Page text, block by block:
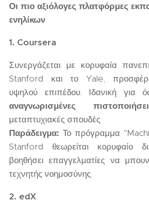
Οι πιο αξιόλογες πλατφόρμες
ενηλίκων
1. Coursera
Συνεργάζεται με κορυφαία
Stanford και το Yale,
υψηλού επιπέδου. Ιδανική για
αναγνωρισμένες
μεταπτυχιακές σπουδές.
Παράδειγμα: Το πρόγραμμα
Stanford θεωρείται κορυφαίο
βοηθήσει επαγγελματίες να
τεχνητής νοημοσύνης.
2. edX